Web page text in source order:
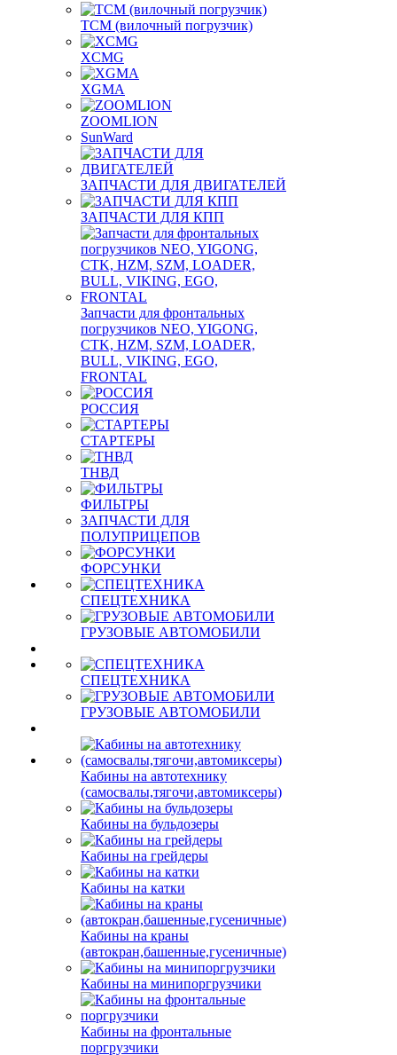
TCM (вилочный погрузчик)
XCMG
XGMA
ZOOMLION
SunWard
ЗАПЧАСТИ ДЛЯ ДВИГАТЕЛЕЙ
ЗАПЧАСТИ ДЛЯ КПП
Запчасти для фронтальных
погрузчиков NEO, YIGONG,
CTK, HZM, SZM, LOADER,
BULL, VIKING, EGO,
FRONTAL
РОССИЯ
СТАРТЕРЫ
ТНВД
ФИЛЬТРЫ
ЗАПЧАСТИ ДЛЯ
ПОЛУПРИЦЕПОВ
ФОРСУНКИ
СПЕЦТЕХНИКА
ГРУЗОВЫЕ АВТОМОБИЛИ
СПЕЦТЕХНИКА
ГРУЗОВЫЕ АВТОМОБИЛИ
Кабины на автотехнику
(самосвалы,тягочи,автомиксеры)
Кабины на бульдозеры
Кабины на грейдеры
Кабины на катки
Кабины на краны
(автокран,башенные,гусеничные)
Кабины на минипоргрузчики
Кабины на фронтальные
поргрузчики